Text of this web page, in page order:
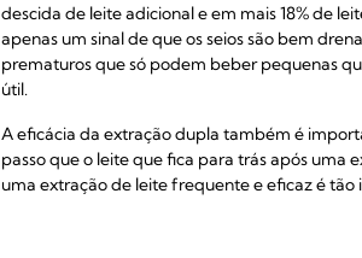
descida de leite adicional e em mais 18% de
apenas um sinal de que os seios são bem
prematuros que só podem beber pequenas
útil.
A eficácia da extração dupla também é
passo que o leite que fica para trás após uma
uma extração de leite frequente e eficaz é